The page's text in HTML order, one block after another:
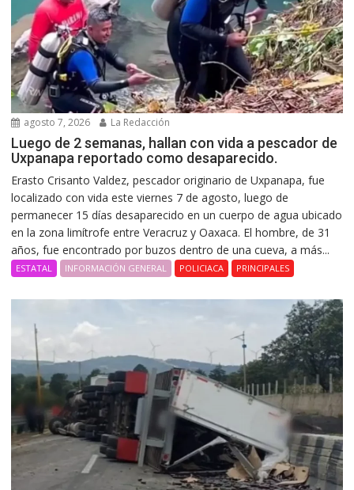
agosto 7, 2026 La Redacción
Luego de 2 semanas, hallan con vida a pescador de
Uxpanapa reportado como desaparecido.
Erasto Crisanto Valdez, pescador originario de Uxpanapa, fue
localizado con vida este viernes 7 de agosto, luego de
permanecer 15 días desaparecido en un cuerpo de agua ubicado
en la zona limítrofe entre Veracruz y Oaxaca. El hombre, de 31
años, fue encontrado por buzos dentro de una cueva, a más...
ESTATAL INFORMACIÓN GENERAL POLICIACA PRINCIPALES